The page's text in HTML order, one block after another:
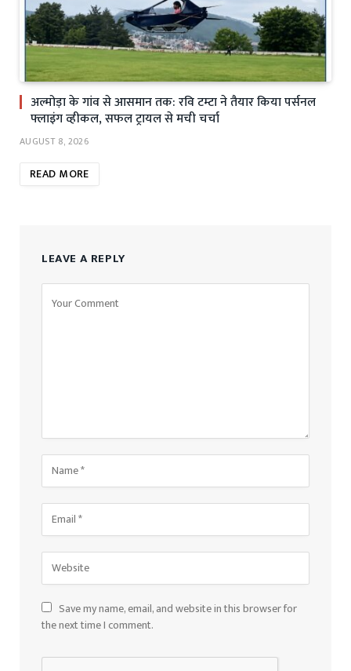
अल्मोड़ा के गांव से आसमान तक: रवि टम्टा ने तैयार किया पर्सनल
फ्लाइंग व्हीकल, सफल ट्रायल से मची चर्चा
AUGUST 8, 2026
READ MORE
LEAVE A REPLY
Save my name, email, and website in this browser for
the next time I comment.